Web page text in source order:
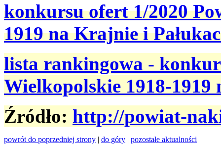
konkursu ofert 1/2020
1919 na Krajnie i
lista rankingowa -
Wielkopolskie 1918-1919
Źródło: http://powiat-
powrót do poprzedniej strony | do góry | pozostałe aktualności